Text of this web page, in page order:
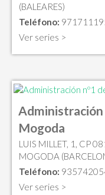
(BALEARES)
Teléfono:
Ver series >
Administración
Mogoda
LUIS MILLET, 1, CP
MOGODA
Teléfono:
Ver series >